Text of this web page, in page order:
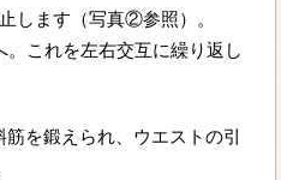
します（写真②参照）。
これを左右交互に繰り返し
を鍛えられ、ウエストの引